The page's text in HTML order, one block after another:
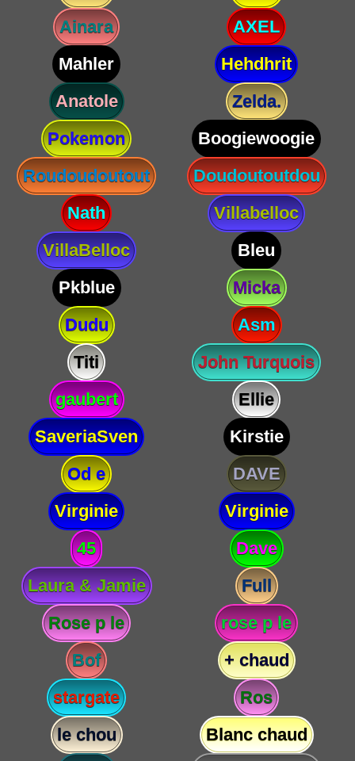
Ainara
AXEL
Mahler
Hehdhrit
Anatole
Zelda.
Pokemon
Boogiewoogie
Roudoudoutout
Doudoutoutdou
Nath
Villabelloc
VillaBelloc
Bleu
Pkblue
Micka
Dudu
Asm
Titi
John Turquois
gaubert
Ellie
SaveriaSven
Kirstie
Od e
DAVE
Virginie
Virginie
45
Dave
Laura & Jamie
Full
Rose p le
rose p le
Bof
+ chaud
stargate
Ros
le chou
Blanc chaud